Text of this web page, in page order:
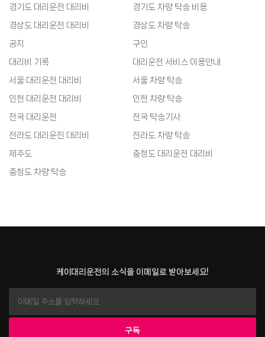
경기도 대리운전 대리비
경기도 차량 탁송 비용
경상도 대리운전 대리비
경상도 차량 탁송
공지
구인
대리비 기록
대리운전 서비스 이용안내
서울 대리운전 대리비
서울 차량 탁송
인천 대리운전 대리비
인천 차량 탁송
전국 대리운전
전국 탁송기사
전라도 대리운진 대리비
전라도 차량 탁송
제주도
충청도 대리운전 대리비
충청도 차량 탁송
케이대리운전의 소식을 이메일로 받아보세요!